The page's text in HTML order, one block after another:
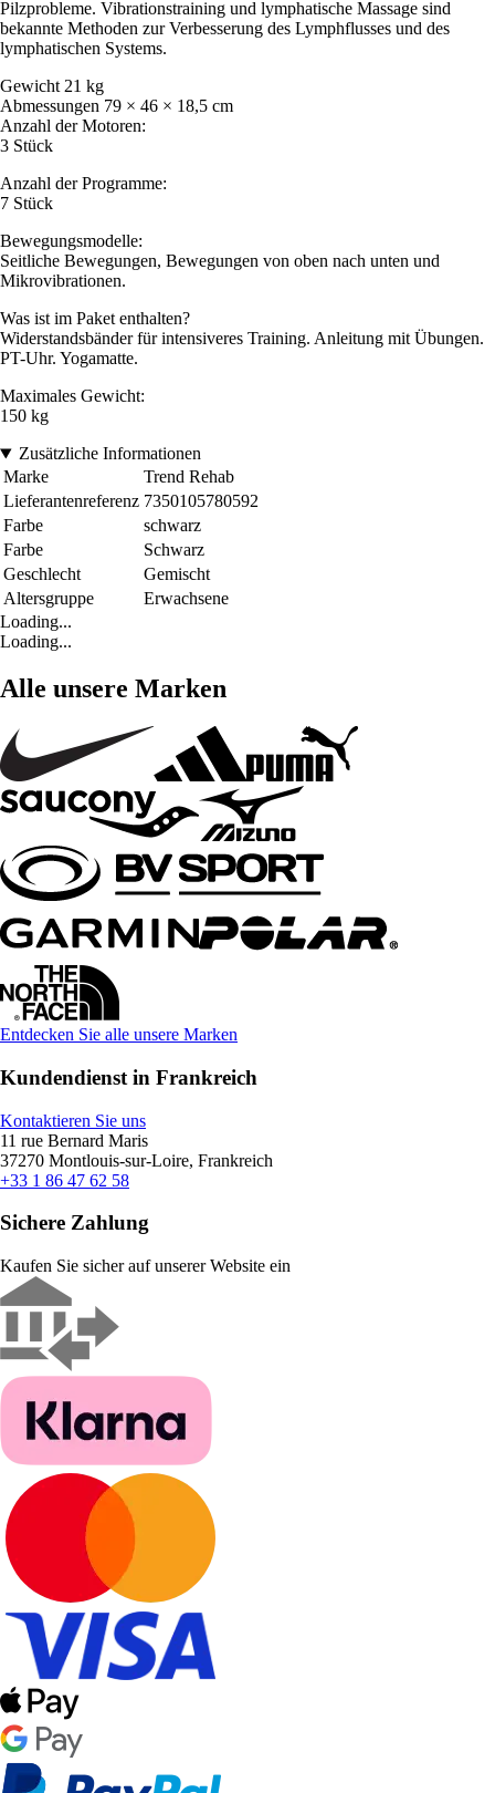
Pilzprobleme. Vibrationstraining und lymphatische Massage sind
bekannte Methoden zur Verbesserung des Lymphflusses und des
lymphatischen Systems.
Gewicht 21 kg
Abmessungen 79 × 46 × 18,5 cm
Anzahl der Motoren:
3 Stück
Anzahl der Programme:
7 Stück
Bewegungsmodelle:
Seitliche Bewegungen, Bewegungen von oben nach unten und
Mikrovibrationen.
Was ist im Paket enthalten?
Widerstandsbänder für intensiveres Training. Anleitung mit Übungen.
PT-Uhr. Yogamatte.
Maximales Gewicht:
150 kg
Zusätzliche Informationen
Marke
Trend Rehab
Lieferantenreferenz 7350105780592
Farbe
schwarz
Farbe
Schwarz
Geschlecht
Gemischt
Altersgruppe
Erwachsene
Loading...
Loading...
Alle unsere Marken
Entdecken Sie alle unsere Marken
Kundendienst in Frankreich
Kontaktieren Sie uns
11 rue Bernard Maris
37270 Montlouis-sur-Loire, Frankreich
+33 1 86 47 62 58
Sichere Zahlung
Kaufen Sie sicher auf unserer Website ein